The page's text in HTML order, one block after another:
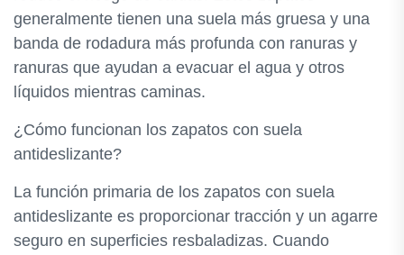
generalmente tienen una suela más gruesa y una
banda de rodadura más profunda con ranuras y
ranuras que ayudan a evacuar el agua y otros
líquidos mientras caminas.
¿Cómo funcionan los zapatos con suela
antideslizante?
La función primaria de los zapatos con suela
antideslizante es proporcionar tracción y un agarre
seguro en superficies resbaladizas. Cuando